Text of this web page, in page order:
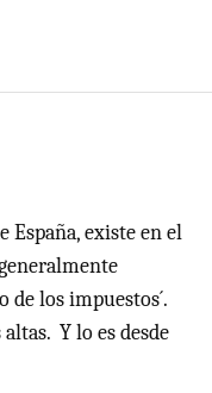
España, existe en el
de los impuestos´.
Y lo es desde